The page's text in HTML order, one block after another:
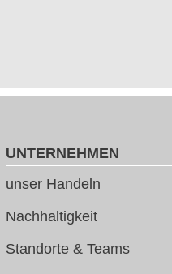
UNTERNEHMEN
unser Handeln
Nachhaltigkeit
Standorte & Teams